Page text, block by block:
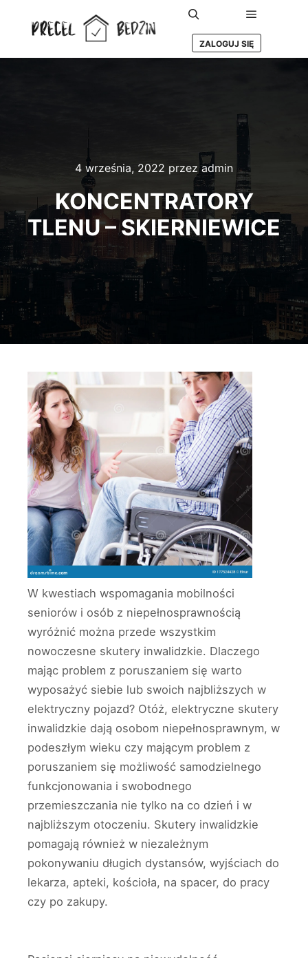
Szukaj Główne
ZALOGUJ SIĘ
4 września, 2022 przez admin
KONCENTRATORY
TLENU – SKIERNIEWICE
W kwestiach wspomagania mobilności
seniorów i osób z niepełnosprawnością
wyróżnić można przede wszystkim
nowoczesne skutery inwalidzkie. Dlaczego
mając problem z poruszaniem się warto
wyposażyć siebie lub swoich najbliższych w
elektryczny pojazd? Otóż, elektryczne skutery
inwalidzkie dają osobom niepełnosprawnym, w
podeszłym wieku czy mającym problem z
poruszaniem się możliwość samodzielnego
funkcjonowania i swobodnego
przemieszczania nie tylko na co dzień i w
najbliższym otoczeniu. Skutery inwalidzkie
pomagają również w niezależnym
pokonywaniu długich dystansów, wyjściach do
lekarza, apteki, kościoła, na spacer, do pracy
czy po zakupy.